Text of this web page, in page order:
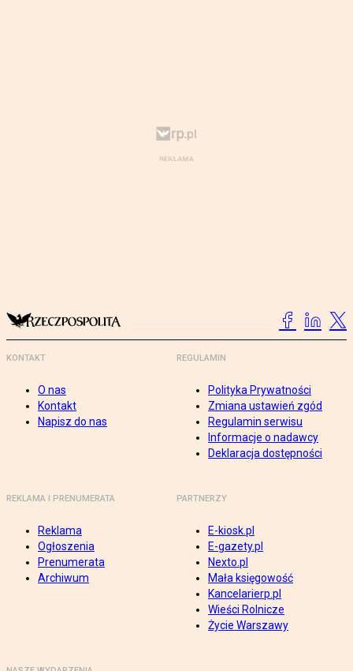
KONTAKT
O nas
Kontakt
Napisz do nas
REGULAMIN
Polityka Prywatności
Zmiana ustawień zgód
Regulamin serwisu
Informacje o nadawcy
Deklaracja dostępności
REKLAMA I PRENUMERATA
Reklama
Ogłoszenia
Prenumerata
Archiwum
PARTNERZY
E-kiosk.pl
E-gazety.pl
Nexto.pl
Mała księgowość
Kancelarierp.pl
Wieści Rolnicze
Życie Warszawy